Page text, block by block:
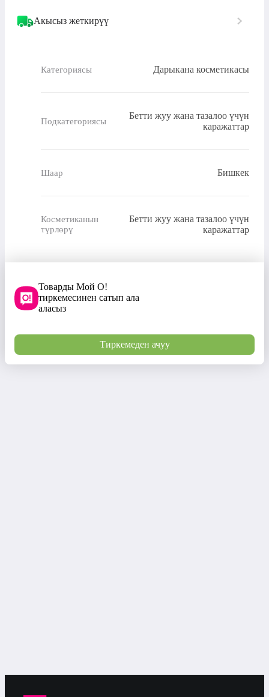
Акысыз жеткирүү
Категориясы Дарыкана косметикасы
Подкатегориясы
Бетти жуу жана тазалоо үчүн
каражаттар
Шаар Бишкек
Косметиканын
түрлөрү
Бетти жуу жана тазалоо үчүн
каражаттар
Товарды Мой О!
тиркемесинен сатып ала
аласыз
Тиркемеден ачуу